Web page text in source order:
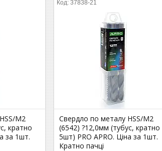
M2
кратно
за 1шт.
37838-21
Свердло по металу HSS/M2
(6542) ?12,0мм (тубус, кратно
5шт) PRO APRO. Ціна за 1шт.
Кратно пачці